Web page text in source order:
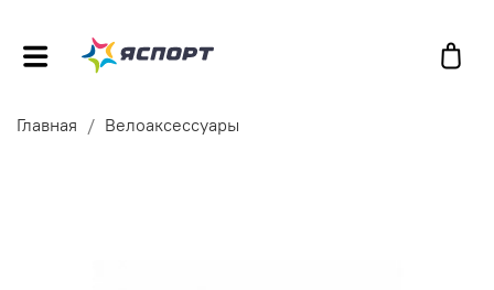
Главная Велоаксессуары